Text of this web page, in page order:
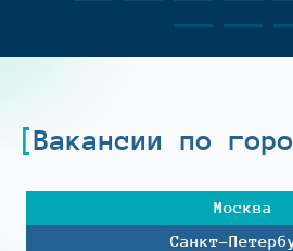
Вакансии по
Москва
Санкт-